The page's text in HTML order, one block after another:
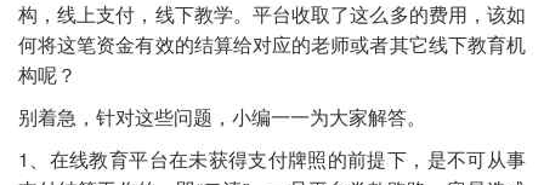
构，线上支付，线下教学。平台收取了这么多的费用，该如
何将这笔资金有效的结算给对应的老师或者其它线下教育机
构呢？
别着急，针对这些问题，小编一一为大家解答。
1、在线教育平台在未获得支付牌照的前提下，是不可从事